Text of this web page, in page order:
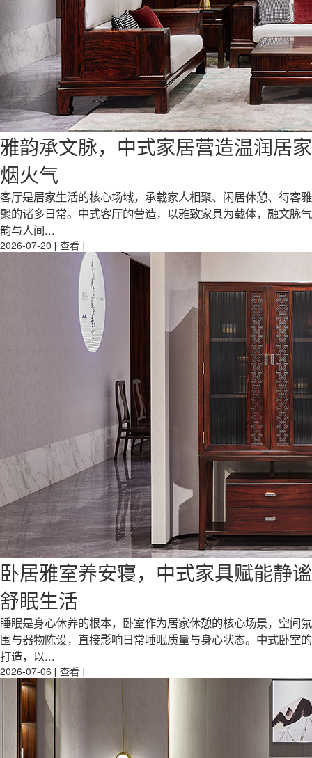
雅韵承文脉，中式家居营造温润居家
烟火气
客厅是居家生活的核心场域，承载家人相聚、闲居休憩、待客雅
聚的诸多日常。中式客厅的营造，以雅致家具为载体，融文脉气
韵与人间...
2026-07-20 [ 查看 ]
卧居雅室养安寝，中式家具赋能静谧
舒眠生活
睡眠是身心休养的根本，卧室作为居家休憩的核心场景，空间氛
围与器物陈设，直接影响日常睡眠质量与身心状态。中式卧室的
打造，以...
2026-07-06 [ 查看 ]